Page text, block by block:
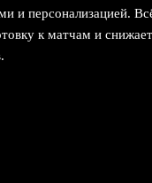
и персонализацией.
к матчам и